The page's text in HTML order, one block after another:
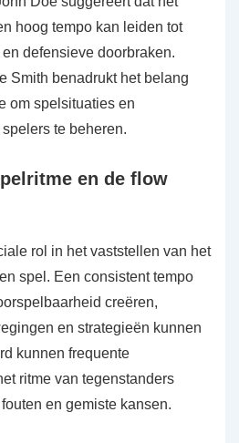
hoog tempo kan leiden tot
defensieve doorbraken.
Smith benadrukt het belang
om spelsituaties en
te beheren.
en de flow
rol in het vaststellen van het
spel. Een consistent tempo
creëren,
en strategieën kunnen
kunnen frequente
ritme van tegenstanders
en gemiste kansen.